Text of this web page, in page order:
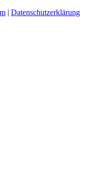
| Datenschutzerklärung